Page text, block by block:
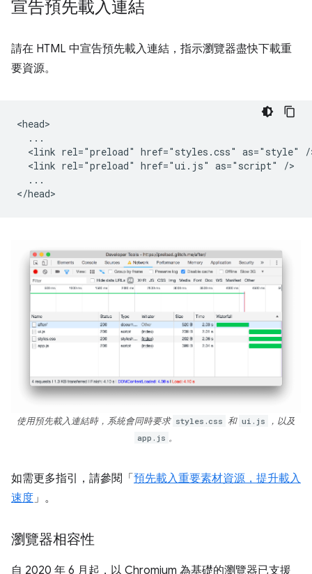
宣告預先載入連結
請在 HTML 中宣告預先載入連結，指示瀏覽器盡快下載重
要資源。
<head>
  ...
<link rel="preload" href="styles.css" as="style"
  <link rel="preload" href="ui.js" as="script" />
  ...
使用預先載入連結時，系統會同時要求 styles.css 和 ui.js ，以及
app.js 。
如需更多指引，請參閱「 預先載入重要素材資源，提升載入
速度」。
瀏覽器相容性
自 2020 年 6 月起，以 Chromium 為基礎的瀏覽器已支援